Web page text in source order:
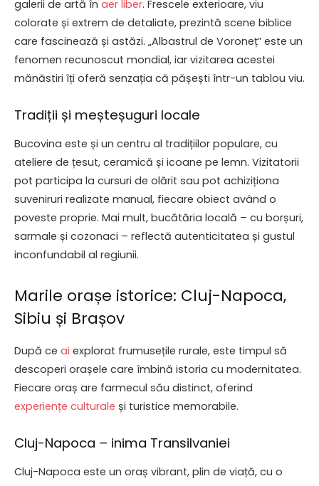
galerii de artă în aer liber. Frescele exterioare, viu
colorate și extrem de detaliate, prezintă scene biblice
care fascinează și astăzi. „Albastrul de Voroneț” este un
fenomen recunoscut mondial, iar vizitarea acestei
mănăstiri îți oferă senzația că pășești într-un tablou viu.
Tradiții și meșteșuguri locale
Bucovina este și un centru al tradițiilor populare, cu
ateliere de țesut, ceramică și icoane pe lemn. Vizitatorii
pot participa la cursuri de olărit sau pot achiziționa
suveniruri realizate manual, fiecare obiect având o
poveste proprie. Mai mult, bucătăria locală – cu borșuri,
sarmale și cozonaci – reflectă autenticitatea și gustul
inconfundabil al regiunii.
Marile orașe istorice: Cluj-Napoca,
Sibiu și Brașov
După ce ai explorat frumusețile rurale, este timpul să
descoperi orașele care îmbină istoria cu modernitatea.
Fiecare oraș are farmecul său distinct, oferind
experiențe culturale și turistice memorabile.
Cluj-Napoca – inima Transilvaniei
Cluj-Napoca este un oraș vibrant, plin de viață, cu o